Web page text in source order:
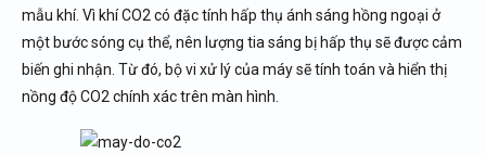
mẫu khí. Vì khí CO2 có đặc tính hấp thụ ánh sáng hồng ngoại ở
một bước sóng cụ thể, nên lượng tia sáng bị hấp thụ sẽ được cảm
biến ghi nhận. Từ đó, bộ vi xử lý của máy sẽ tính toán và hiển thị
nồng độ CO2 chính xác trên màn hình.